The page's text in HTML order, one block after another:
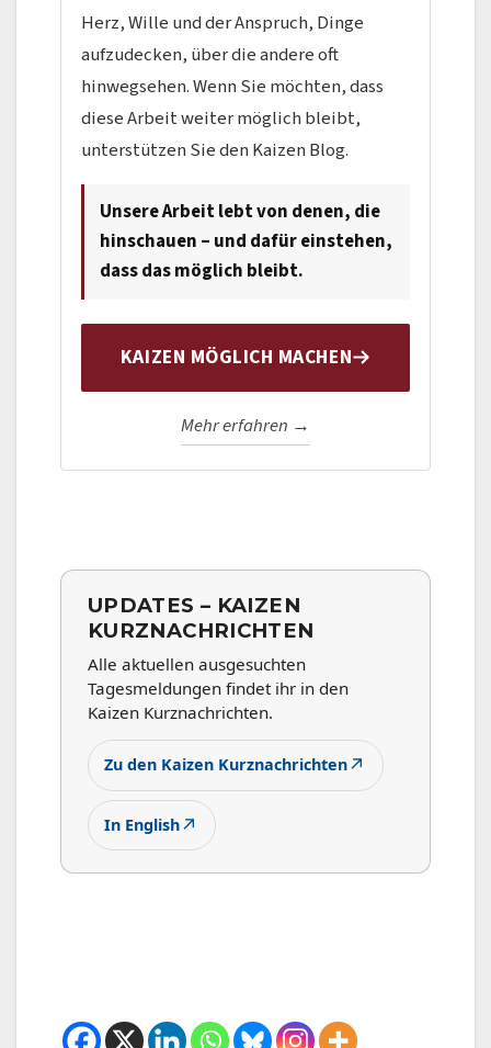
Herz, Wille und der Anspruch, Dinge
aufzudecken, über die andere oft
hinwegsehen. Wenn Sie möchten, dass
diese Arbeit weiter möglich bleibt,
unterstützen Sie den Kaizen Blog.
Unsere Arbeit lebt von denen, die
hinschauen – und dafür einstehen,
dass das möglich bleibt.
KAIZEN MÖGLICH MACHEN
Mehr erfahren →
UPDATES – KAIZEN
KURZNACHRICHTEN
Alle aktuellen ausgesuchten
Tagesmeldungen findet ihr in den
Kaizen Kurznachrichten.
Zu den Kaizen Kurznachrichten↗
In English↗